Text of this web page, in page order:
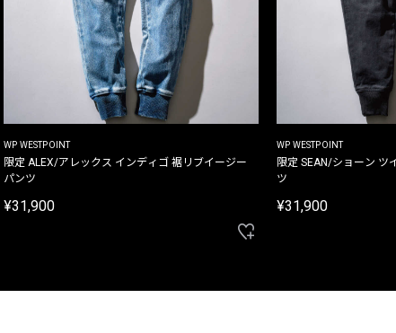
WP WESTPOINT
限定 ALEX/アレックス インディゴ 裾リブイージー
パンツ
¥31,900
WP WESTPOINT
限定 SEAN/ショーン ツ
ツ
¥31,900